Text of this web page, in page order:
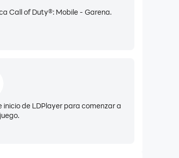
Call of Duty®: Mobile - Garena.
inicio de LDPlayer para comenzar a